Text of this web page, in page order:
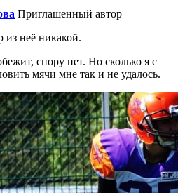
Приглашенный автор
из неё никакой.
спору нет. Но сколько я с
мячи мне так и не удалось.